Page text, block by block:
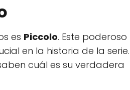
es Piccolo. Este poderoso
en la historia de la serie.
cuál es su verdadera